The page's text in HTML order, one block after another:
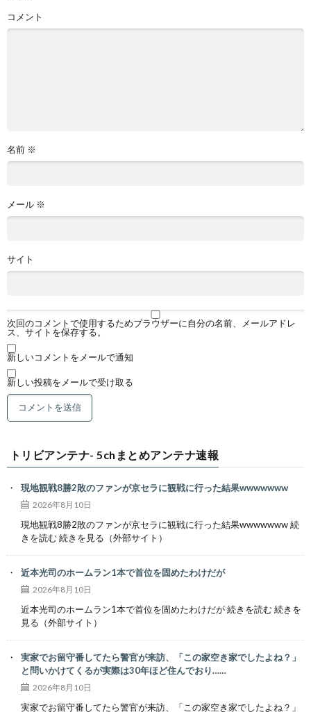
コメント
名前 ※
メール ※
サイト
次回のコメントで使用するためブラウザーに自分の名前、メールアドレ
ス、サイトを保存する。
新しいコメントをメールで通知
新しい投稿をメールで受け取る
トリビアンテナ- 5chまとめアンテナ速報
現地観戦8勝2敗のファンが京セラに観戦に行った結果wwwwwww
2026年8月10日
現地観戦8勝2敗のファンが京セラに観戦に行った結果wwwwwww 続
きを読む 続きを見る（外部サイト）
近本光司のホームラン1本で首位を固めたわけだが
2026年8月10日
近本光司のホームラン1本で首位を固めたわけだが 続きを読む 続きを
見る（外部サイト）
実家でお留守番してたら警官が来訪、「この家空き家でしたよね？」
と問いかけてくるが実際は30年ほど住んでおり……
2026年8月10日
実家でお留守番してたら警官が来訪、「この家空き家でしたよね？」